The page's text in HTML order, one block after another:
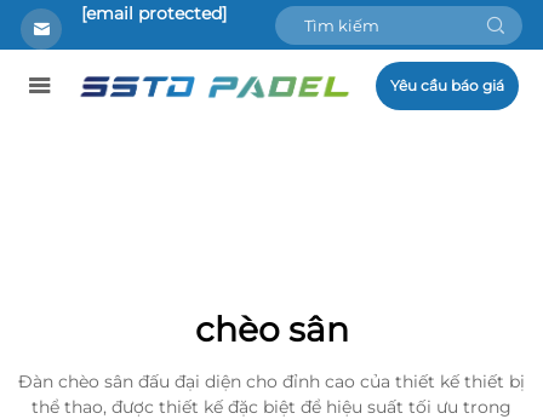
[email protected]
Yêu cầu báo giá
chèo sân
Đàn chèo sân đấu đại diện cho đỉnh cao của thiết kế thiết bị
thể thao, được thiết kế đặc biệt để hiệu suất tối ưu trong